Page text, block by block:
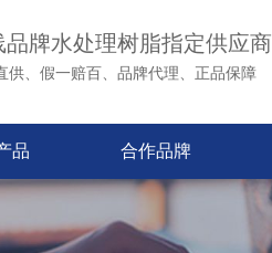
品牌水处理树脂指定供应商
供、假一赔百、品牌代理、正品保障
品 合作品牌